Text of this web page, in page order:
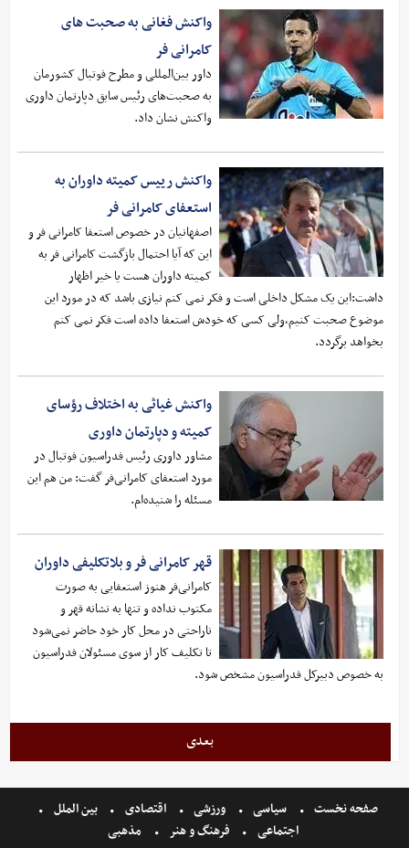
واکنش فغانی به صحبت های
کامرانی فر
داور بین‌المللی و مطرح فوتبال کشورمان
به صحبت‌های رئیس سابق دپارتمان داوری
واکنش نشان داد.
واکنش رییس کمیته داوران به
استعفای کامرانی فر
اصفهانیان در خصوص استعفا کامرانی فر و
این که آیا احتمال بازگشت کامرانی فر به
کمیته داوران هست یا خیر اظهار
داشت:این یک مشکل داخلی است و فکر نمی کنم نیازی باشد که در مورد این
موضوع صحبت کنیم،ولی کسی که خودش استعفا داده است فکر نمی کنم
بخواهد برگردد.
واکنش غیاثی به اختلاف رؤسای
کمیته و دپارتمان داوری
مشاور داوری رئیس فدراسیون فوتبال در
مورد استعفای کامرانی‌فر گفت: من هم این
مسئله را شنیده‌ام.
قهر کامرانی فر و بلاتکلیفی داوران
کامرانی‌فر هنوز استعفایی به صورت
مکتوب نداده و تنها به نشانه قهر و
ناراحتی در محل کار خود حاضر نمی‌شود
تا تکلیف کار از سوی مسئولان فدراسیون
به خصوص دبیرکل فدراسیون مشخص شود.
بعدی
صفحه نخست سیاسی ورزشی اقتصادی
بین الملل
اجتماعی
فرهنگ و هنر مذهبی